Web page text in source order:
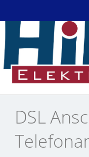
DSL